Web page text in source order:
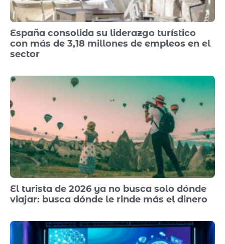
España consolida su liderazgo turístico
con más de 3,18 millones de empleos en el
sector
El turista de 2026 ya no busca solo dónde
viajar: busca dónde le rinde más el dinero